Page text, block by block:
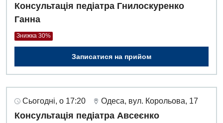
Проктологія
Пульмонологія
Терапевтичне відділення
Консультація педіатра Гнилоскуренко
Ганна
Знижка 30%
Записатися на прийом
Сьогодні, о 17:20 Одеса, вул. Корольова, 17
Консультація педіатра Авсеєнко